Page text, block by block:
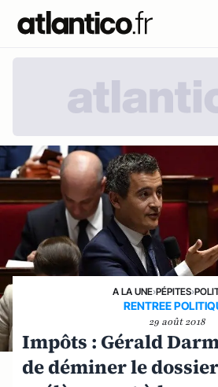
A LA UNE›PÉPITES›
RENTREE
29 août 2018
Impôts : Gérald
de déminer le